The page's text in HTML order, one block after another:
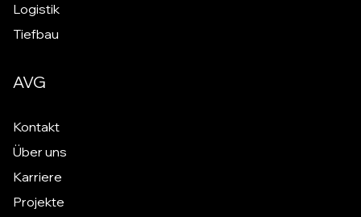
Logistik
Tiefbau
AVG
Kontakt
Über uns
Karriere
Projekte